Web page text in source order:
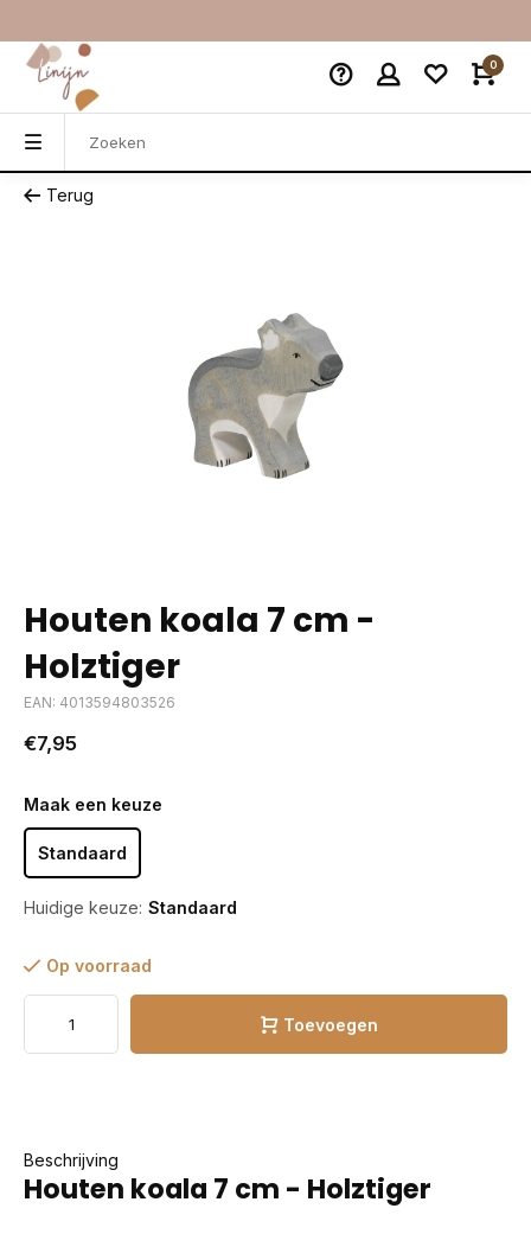
0
Terug
Houten koala 7 cm -
Holztiger
EAN: 4013594803526
€7,95
Maak een keuze
Standaard
Huidige keuze: Standaard
Op voorraad
Toevoegen
Beschrijving
Houten koala 7 cm - Holztiger